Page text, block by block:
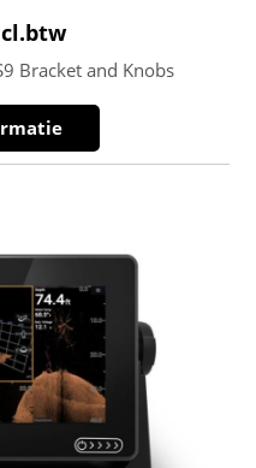
Bracket and Knobs